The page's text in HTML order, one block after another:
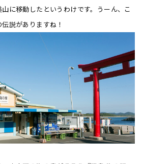
に移動したというわけです。うーん、こ
説がありますね！